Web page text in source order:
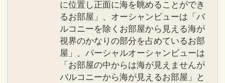
設定期間：2026年6月1日～2026年10月
インターネットコース番号：DP-1-
17504979
に位置し正面に海を眺めることができ
るお部屋」、オーシャンビューは「バ
ルコニーを除くお部屋から見える海が
視界のかなりの部分を占めているお部
屋」、パーシャルオーシャンビューは
「お部屋の中からは海が見えませんが
バルコニーから海が見えるお部屋」と